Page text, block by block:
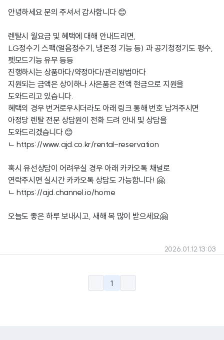
안녕하세요 문의 주셔서 감사합니다 😊
렌탈시 월요금 및 혜택에 대해 안내드리면,
LG정수기 스팩(얼음정수기, 냉온정 기능 등) 과 공기청정기도 평수,
펫모드기능 유무 등등
진행하시는 상품마다/약정마다/관리방법마다
지원되는 금액은 상이하나 사은품은 전액 현금으로 지원을
도와드리고 있습니다.
혜택의 경우 번거로우시더라도 아래 링크 통해 번호 남겨주시면
아정당 렌탈 전문 상담원이 전화 드려 안내 및 상담을
도와드리겠습니다 😊
ㄴhttps://www.ajd.co.kr/rental-reservation
혹시 유선상담이 어려우실 경우 아래 카카오톡 채널로
연락주시면 실시간 카카오톡 상담도 가능합니다! 🤗
ㄴhttps://ajd.channel.io/home
오늘도 좋은 하루 보내시고, 새해 복 많이 받으세요🤗
2026.01.12 13:03
1